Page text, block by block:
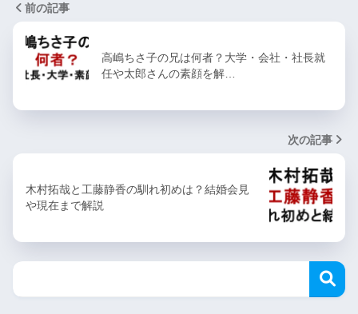
前の記事
高嶋ちさ子の兄は何者？大学・会社・社長就
任や太郎さんの素顔を解…
次の記事
木村拓哉と工藤静香の馴れ初めは？結婚会見
や現在まで解説